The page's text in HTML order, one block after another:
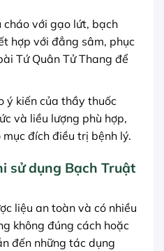
với gạo lứt, bạch
hợp với đẳng sâm, phục
Tứ Quân Tử Thang để
ý kiến của thầy thuốc
và liều lượng phù hợp,
đích điều trị bệnh lý.
sử dụng Bạch Truật
liệu an toàn và có nhiều
không đúng cách hoặc
đến những tác dụng